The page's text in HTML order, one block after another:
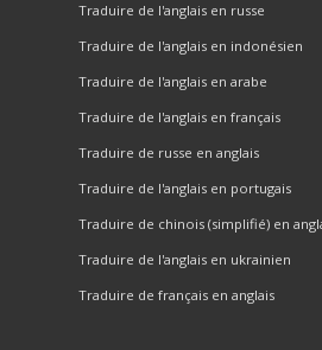
Traduire de l'anglais en russe
Traduire de l'anglais en indonésien
Traduire de l'anglais en arabe
Traduire de l'anglais en français
Traduire de russe en anglais
Traduire de l'anglais en portugais
Traduire de chinois (simplifié) en
Traduire de l'anglais en ukrainien
Traduire de français en anglais